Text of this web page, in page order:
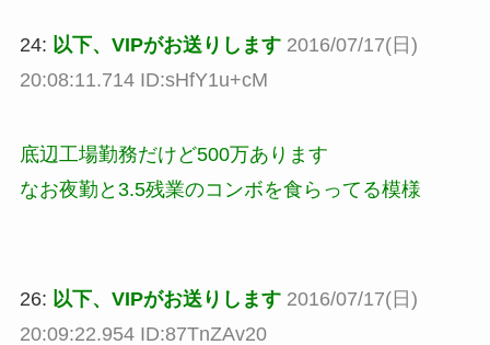
24: 以下、VIPがお送りします 2016/07/17(日)
20:08:11.714 ID:sHfY1u+cM
底辺工場勤務だけど500万あります
なお夜勤と3.5残業のコンボを食らってる模様
26: 以下、VIPがお送りします 2016/07/17(日)
20:09:22.954 ID:87TnZAv20